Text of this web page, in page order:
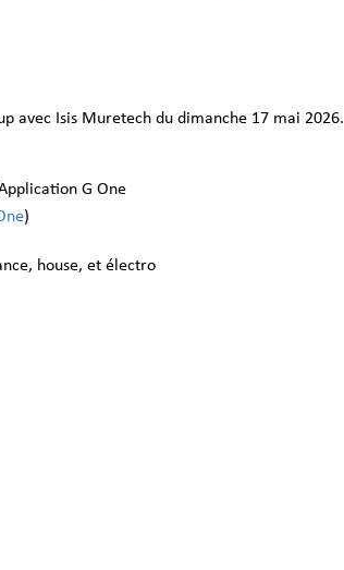
avec Isis Muretech du dimanche 17 mai 2026.
G One
)
house, et électro